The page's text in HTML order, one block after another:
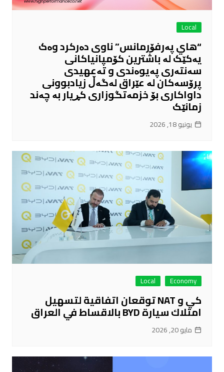
Local
“هاي پەرفۆرمانس” ناوی دەرکرد وەک
یەکێک لە باشترین کۆمپانیاکانی
سەنتەری پەیوەندی و تەعهیدی
پرۆسەکان لە عێراق لەگەڵ زیادبوونی
داواکاری بۆ خزمەتگوزاری کڕیار بە چەند
زمانێک
يونيو 18, 2026
Economy
Local
كي و NAT توقعان اتفاقية لتسهيل
امتلاك سيارة BYD بالاقساط في العراق
مايو 20, 2026